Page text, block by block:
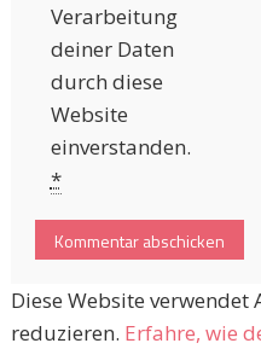
Verarbeitung
deiner Daten
durch diese
Website
einverstanden.
*
Diese Website verwendet
reduzieren. Erfahre, wie